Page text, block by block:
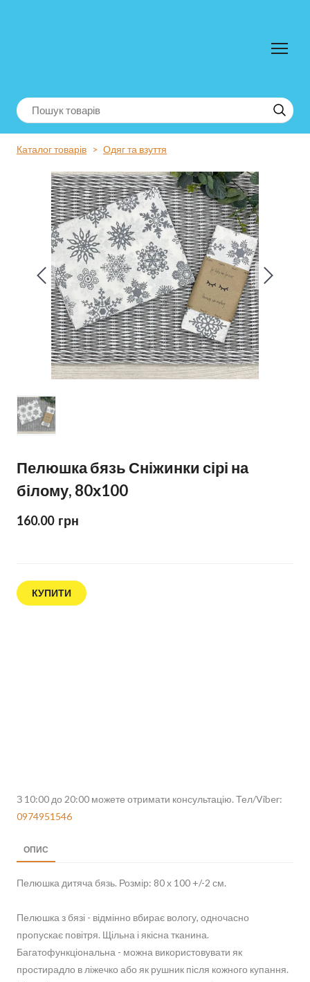
Каталог товарів Одяг та взуття
Пелюшка бязь Сніжинки сірі на
білому, 80х100
160.00  грн
КУПИТИ
З 10:00 до 20:00 можете отримати консультацію. Тел/Viber:
0974951546
ОПИС
Пелюшка дитяча бязь. Розмір: 80 х 100 +/-2 см.
Пелюшка з бязі - відмінно вбирає вологу, одночасно
пропускає повітря. Щільна і якісна тканина.
Багатофункціональна - можна використовувати як
простирадло в ліжечко або як рушник після кожного купання.